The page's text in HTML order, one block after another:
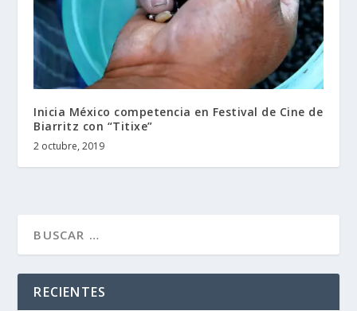
Inicia México competencia en Festival de Cine de
Biarritz con “Titixe”
2 octubre, 2019
RECIENTES